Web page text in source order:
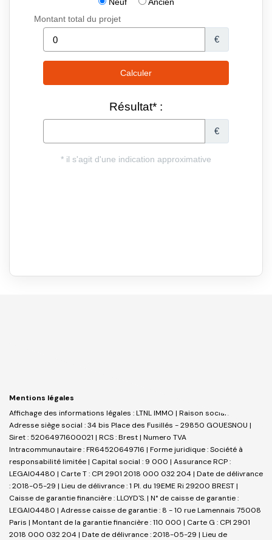
Mentions légales
Affichage des informations légales : LTNL IMMO | Raison sociale : LTNL |
Adresse siège social : 34 bis Place des Fusillés - 29850 GOUESNOU |
Siret : 52064971600021 | RCS : Brest | Numero TVA
Intracommunautaire : FR64520649716 | Forme juridique : Société à
responsabilité limitée | Capital social : 9 000 | Assurance RCP :
LEGAI04480 | Carte T : CPI 2901 2018 000 032 204 | Date de délivrance
: 2018-05-29 | Lieu de délivrance : 1 Pl. du 19EME Ri 29200 BREST |
Caisse de garantie financière : LLOYD'S. | N° de caisse de garantie :
LEGAI04480 | Adresse caisse de garantie : 8 - 10 rue Lamennais 75008
Paris | Montant de la garantie financière : 110 000 | Carte G : CPI 2901
2018 000 032 204 | Date de délivrance : 2018-05-29 | Lieu de